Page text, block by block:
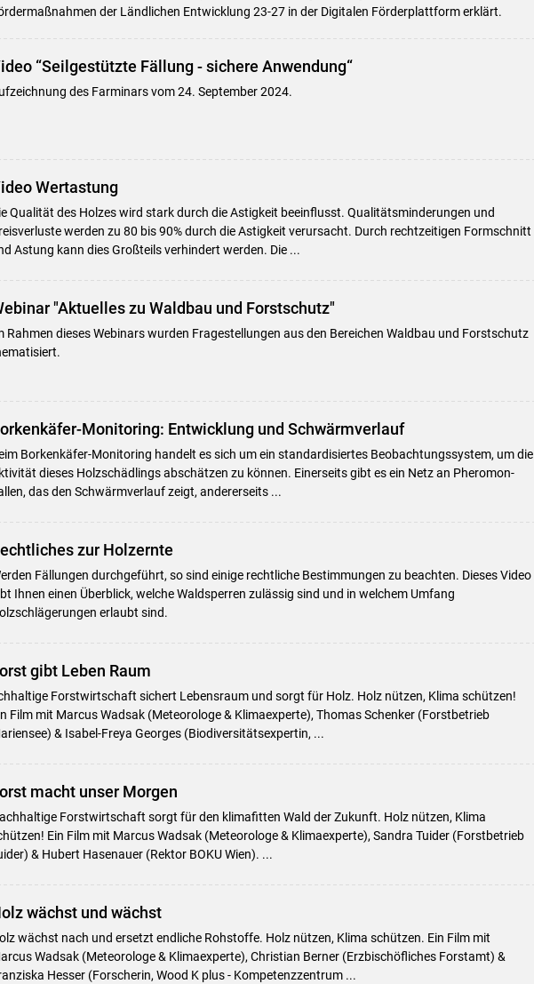
der Ländlichen Entwicklung 23-27 in der Digitalen Förderplattform erklärt.
“Seilgestützte Fällung - sichere Anwendung“
des Farminars vom 24. September 2024.
Wertastung
Qualität des Holzes wird stark durch die Astigkeit beeinflusst. Qualitätsminderungen und
werden zu 80 bis 90% durch die Astigkeit verursacht. Durch rechtzeitigen Formschnitt
Astung kann dies Großteils verhindert werden. Die ...
"Aktuelles zu Waldbau und Forstschutz"
Rahmen dieses Webinars wurden Fragestellungen aus den Bereichen Waldbau und Forstschutz
Monitoring: Entwicklung und Schwärmverlauf
Borkenkäfer-Monitoring handelt es sich um ein standardisiertes Beobachtungssystem, um die
dieses Holzschädlings abschätzen zu können. Einerseits gibt es ein Netz an Pheromon-
das den Schwärmverlauf zeigt, andererseits ...
zur Holzernte
Fällungen durchgeführt, so sind einige rechtliche Bestimmungen zu beachten. Dieses Video
Ihnen einen Überblick, welche Waldsperren zulässig sind und in welchem Umfang
erlaubt sind.
gibt Leben Raum
Forstwirtschaft sichert Lebensraum und sorgt für Holz. Holz nützen, Klima schützen!
Film mit Marcus Wadsak (Meteorologe & Klimaexperte), Thomas Schenker (Forstbetrieb
& Isabel-Freya Georges (Biodiversitätsexpertin, ...
macht unser Morgen
Forstwirtschaft sorgt für den klimafitten Wald der Zukunft. Holz nützen, Klima
Ein Film mit Marcus Wadsak (Meteorologe & Klimaexperte), Sandra Tuider (Forstbetrieb
& Hubert Hasenauer (Rektor BOKU Wien). ...
wächst und wächst
wächst nach und ersetzt endliche Rohstoffe. Holz nützen, Klima schützen. Ein Film mit
Wadsak (Meteorologe & Klimaexperte), Christian Berner (Erzbischöfliches Forstamt) &
Hesser (Forscherin, Wood K plus - Kompetenzzentrum ...